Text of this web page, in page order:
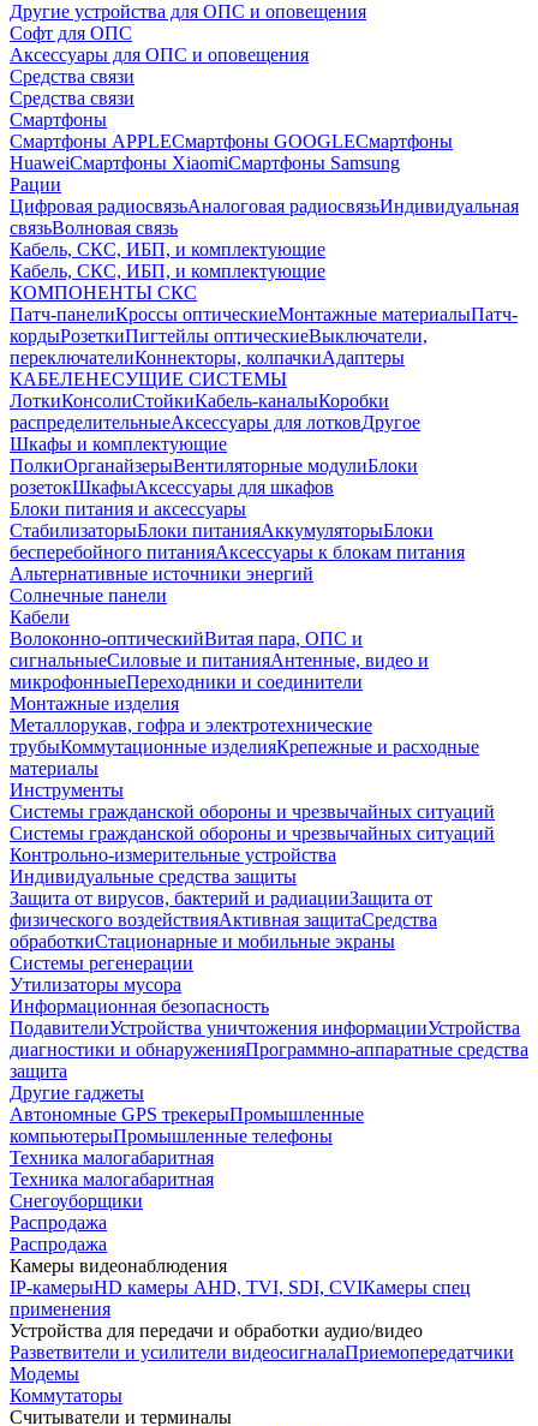
Другие устройства для ОПС и оповещения
Софт для ОПС
Аксессуары для ОПС и оповещения
Средства связи
Средства связи
Смартфоны
Смартфоны APPLEСмартфоны GOOGLEСмартфоны
HuaweiСмартфоны XiaomiСмартфоны Samsung
Рации
Цифровая радиосвязьАналоговая радиосвязьИндивидуальная
связьВолновая связь
Кабель, СКС, ИБП, и комплектующие
Кабель, СКС, ИБП, и комплектующие
КОМПОНЕНТЫ СКС
Патч-панелиКроссы оптическиеМонтажные материалыПатч-
кордыРозеткиПигтейлы оптическиеВыключатели,
переключателиКоннекторы, колпачкиАдаптеры
КАБЕЛЕНЕСУЩИЕ СИСТЕМЫ
ЛоткиКонсолиСтойкиКабель-каналыКоробки
распределительныеАксессуары для лотковДругое
Шкафы и комплектующие
ПолкиОрганайзерыВентиляторные модулиБлоки
розетокШкафыАксессуары для шкафов
Блоки питания и аксессуары
СтабилизаторыБлоки питанияАккумуляторыБлоки
бесперебойного питанияАксессуары к блокам питания
Альтернативные источники энергий
Солнечные панели
Кабели
Волоконно-оптическийВитая пара, ОПС и
сигнальныеСиловые и питанияАнтенные, видео и
микрофонныеПереходники и соединители
Монтажные изделия
Металлорукав, гофра и электротехнические
трубыКоммутационные изделияКрепежные и расходные
материалы
Инструменты
Системы гражданской обороны и чрезвычайных ситуаций
Системы гражданской обороны и чрезвычайных ситуаций
Контрольно-измерительные устройства
Индивидуальные средства защиты
Защита от вирусов, бактерий и радиацииЗащита от
физического воздействияАктивная защитаСредства
обработкиСтационарные и мобильные экраны
Системы регенерации
Утилизаторы мусора
Информационная безопасность
ПодавителиУстройства уничтожения информацииУстройства
диагностики и обнаруженияПрограммно-аппаратные средства
защита
Другие гаджеты
Автономные GPS трекерыПромышленные
компьютерыПромышленные телефоны
Техника малогабаритная
Техника малогабаритная
Снегоуборщики
Распродажа
Распродажа
Камеры видеонаблюдения
IP-камерыHD камеры AHD, TVI, SDI, CVIКамеры спец
применения
Устройства для передачи и обработки аудио/видео
Разветвители и усилители видеосигналаПриемопередатчики
Модемы
Коммутаторы
Считыватели и терминалы